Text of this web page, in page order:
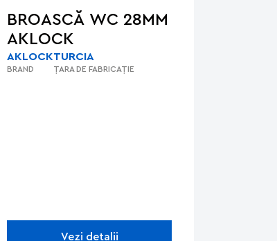
BROASCĂ WC 28MM
AKLOCK
AKLOCK
BRAND
TURCIA
ȚARA DE FABRICAȚIE
Vezi detalii